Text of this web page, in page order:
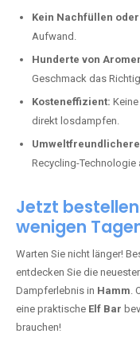
Kein Nachfüllen oder
Aufwand.
Hunderte von
Geschmack das
Kosteneffizient:
direkt losdampfen.
Recycling-Technologie
Jetzt
wenigen
Warten Sie nicht länger!
entdecken Sie die
Dampferlebnis in Hamm.
eine praktische Elf Bar
brauchen!